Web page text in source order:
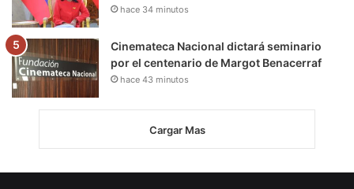
hace 34 minutos
Cinemateca Nacional dictará seminario
por el centenario de Margot Benacerraf
hace 43 minutos
Cargar Mas